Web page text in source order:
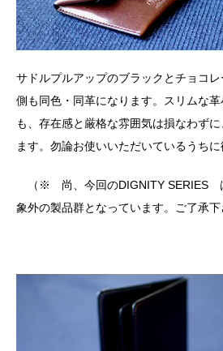
サドルプルアップのブラックとチョコ
側も同色・同革になります。スリムな
も、存在感と厳格な雰囲気は損なわず
ます。勿論お使いいただいているうちに
（※ 尚、今回のDIGNITY SERIES
象外の製品群となっています。ご了承下